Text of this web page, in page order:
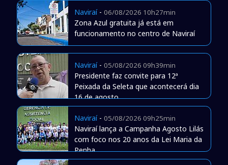
Naviraí- 06/08/2026 10h27min
Zona Azul gratuita já está em
funcionamento no centro de Naviraí
Naviraí- 05/08/2026 09h39min
Presidente faz convite para 12ª
Peixada da Seleta que acontecerá dia
16 de agosto
Naviraí- 05/08/2026 09h25min
Naviraí lança a Campanha Agosto Lilás
com foco nos 20 anos da Lei Maria da
Penha